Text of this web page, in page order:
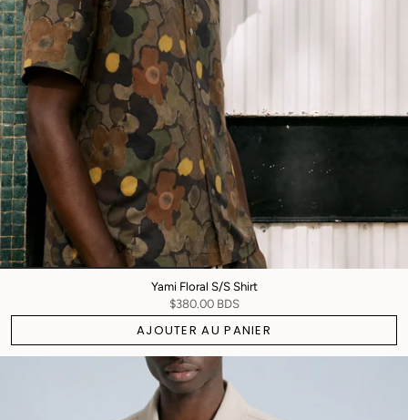
Yami Floral S/S Shirt
$380.00 BDS
AJOUTER AU PANIER